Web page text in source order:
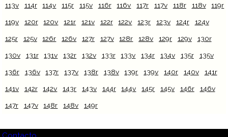
113v 114r 114v 115r 115v 116r 116v 117r 117v 118r 118v 119r
119v 120r 120v 121r 121v 122r 122v 123r 123v 124r 124v
125r 125v 126r 126v 127r 127v 128r 128v 129r 129v 130r
130v 131r 131v 132r 132v 133r 133v 134r 134v 135r 135v
136r 136v 137r 137v 138r 138v 139r 139v 140r 140v 141r
141v 142r 142v 143r 143v 144r 144v 145r 145v 146r 146v
147r 147v 148r 148v 149r